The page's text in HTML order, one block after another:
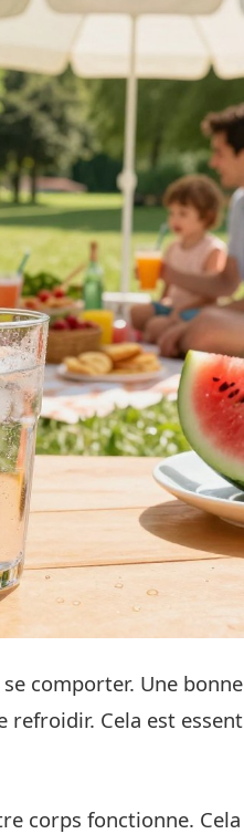
comporter. Une bonne
refroidir. Cela est
corps fonctionne.